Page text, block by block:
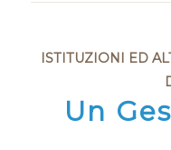
ISTITUZIONI ED
Un